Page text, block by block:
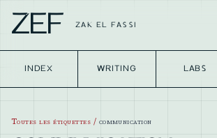
ZEF ZAK EL FASSI
INDEX WRITING LABS
Toutes les étiquettes / communication